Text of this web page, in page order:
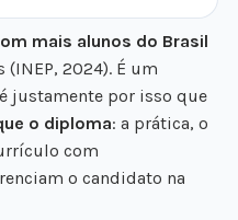
mais alunos do Brasil
2024). É um
justamente por isso que
o diploma: a prática, o
com
o candidato na